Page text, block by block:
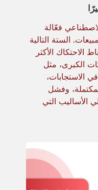
فعّالة
الستة التالية
الاحتكاك الأكثر
الكبرى، مثل
الاستجابات،
وفشل
الأساليب التي